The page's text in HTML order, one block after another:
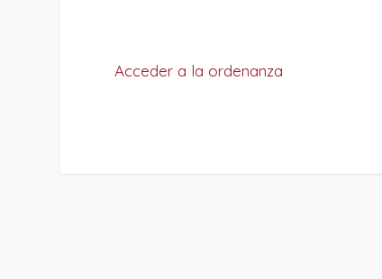
Acceder a la ordenanza